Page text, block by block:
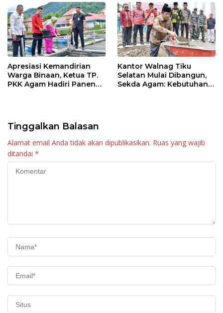
Apresiasi Kemandirian
Warga Binaan, Ketua TP.
PKK Agam Hadiri Panen
Kantor Walnag Tiku
Selatan Mulai Dibangun,
Sekda Agam: Kebutuhan
Tinggalkan Balasan
Alamat email Anda tidak akan dipublikasikan. Ruas yang wajib
ditandai *